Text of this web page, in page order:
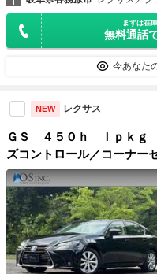
まずは在
無料通話
今あなた
NEW レクサス
ＧＳ ４５０ｈ Ｉｐｋｇ
ズコントロール／コーナー
ー／シートヒーター・エア
／ＥＴＣ／電動リアゲート